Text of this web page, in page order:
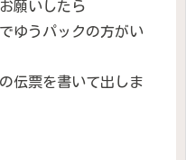
願いしたら
ゆうパックの方がい
伝票を書いて出しま